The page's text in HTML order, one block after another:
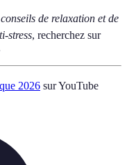
de relaxation et de
stress, recherchez sur
2026 sur YouTube